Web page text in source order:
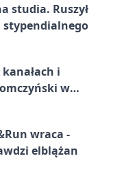
studia. Ruszył
i
w
wraca -
elblążan